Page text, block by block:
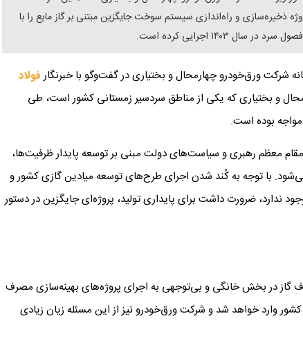
ذخیره‌سازی و راه‌اندازی سیستم سوخت جایگزین مبتنی بر گاز مایع را با
اجرایی کرده است.
شرکت ورق‌خودرو چهارمحال و بختیاری در گفت‌وگو با خبرنگارفولاد
و بختیاری که یکی از مناطق سردسیر زمستانی کشور است، طی
بوده است.
مقام معظم رهبری و سیاست‌های دولت مبنی بر توسعه پایدار ظرفیت‌ها،
با توجه به کُند شدن اجرای طرح‌های توسعه میادین گازی کشور و
ندارد، ضرورت داشت برای پایداری تولید، پروژه‌ای جایگزین در دستور
گاز در بخش خانگی و بی‌توجهی به اجرای پروژه‌های بهینه‌سازی مصرف
وارد خواهد شد و شرکت ورق‌خودرو نیز از این مسئله زیان زیادی